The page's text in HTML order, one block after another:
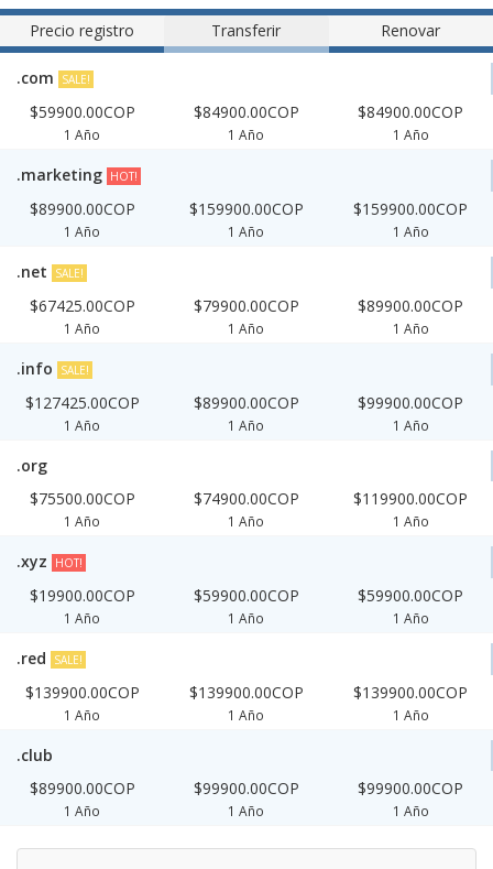
Precio registro
Transferir Renovar
.com SALE!
$59900.00COP
1 Año
$84900.00COP
1 Año
$84900.00COP
1 Año
.marketing HOT!
$89900.00COP
1 Año
$159900.00COP
1 Año
$159900.00COP
1 Año
.net SALE!
$67425.00COP
1 Año
$79900.00COP
1 Año
$89900.00COP
1 Año
.info SALE!
$127425.00COP
1 Año
$89900.00COP
1 Año
$99900.00COP
1 Año
.org
$75500.00COP
1 Año
$74900.00COP
1 Año
$119900.00COP
1 Año
.xyz HOT!
$19900.00COP
1 Año
$59900.00COP
1 Año
$59900.00COP
1 Año
.red SALE!
$139900.00COP
1 Año
$139900.00COP
1 Año
$139900.00COP
1 Año
.club
$89900.00COP
1 Año
$99900.00COP
1 Año
$99900.00COP
1 Año